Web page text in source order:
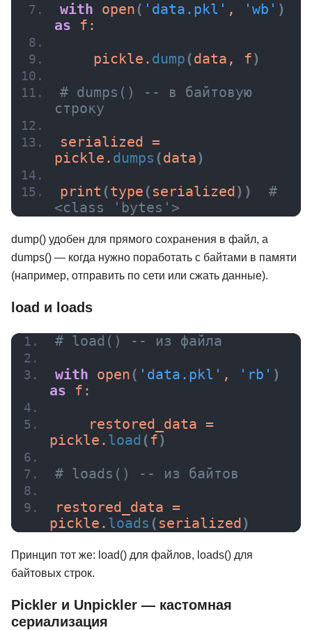
with open ( 'data.pkl' , 'wb' )
as f:
    pickle.
dump (data, f)
# dumps() -- в байтовую
строку
serialized =
pickle. dumps (data)
print (type ( serialized ))
#
<class 'bytes'>
dump() удобен для прямого сохранения в файл, а
dumps() — когда нужно поработать с байтами в памяти
(например, отправить по сети или сжать данные).
load и loads
# load() -- из файла
with open ( 'data.pkl' , 'rb' )
as f:
    restored_data =
pickle. load ( f)
# loads() -- из байтов
restored_data =
pickle. loads ( serialized )
Принцип тот же: load() для файлов, loads() для
байтовых строк.
Pickler и Unpickler — кастомная
сериализация